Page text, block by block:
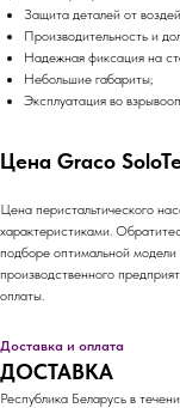
Защита деталей от
Производительность и
Надежная фиксация на
Небольшие габариты;
Эксплуатация во
Цена Graco
Цена перистальтического
характеристиками.
подборе оптимальной модели
производственного
оплаты.
Доставка и оплата
ДОСТАВКА
Республика Беларусь в